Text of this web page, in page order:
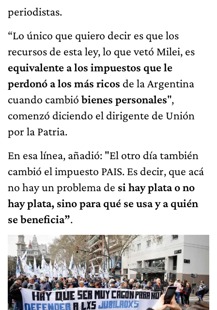
periodistas.
“Lo único que quiero decir es que los
recursos de esta ley, lo que vetó Milei, es
equivalente a los impuestos que le
perdonó a los más ricos de la Argentina
cuando cambió bienes personales",
comenzó diciendo el dirigente de Unión
por la Patria.
En esa línea, añadió: "El otro día también
cambió el impuesto PAIS. Es decir, que acá
no hay un problema de si hay plata o no
hay plata, sino para qué se usa y a quién
se beneficia”.